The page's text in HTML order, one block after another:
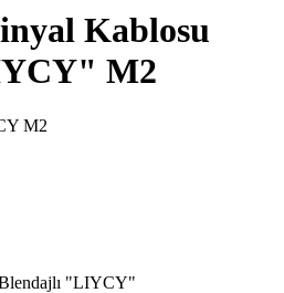
Kablosu
M2
M2
"LIYCY"